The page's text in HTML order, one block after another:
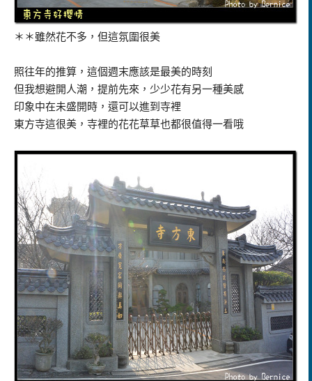
＊＊雖然花不多，但這氛圍很美
照往年的推算，這個週末應該是最美的時刻
但我想避開人潮，提前先來，少少花有另一種美感
印象中在未盛開時，還可以進到寺裡
東方寺這很美，寺裡的花花草草也都很值得一看哦